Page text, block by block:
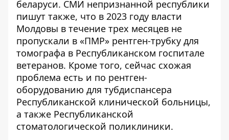
беларуси. СМИ непризнанной республики
пишут также, что в 2023 году власти
Молдовы в течение трех месяцев не
пропускали в «ПМР» рентген-трубку для
томографа в Республиканском госпитале
ветеранов. Кроме того, сейчас схожая
проблема есть и по рентген-
оборудованию для тубдиспансера
Республиканской клинической больницы,
а также Республиканской
стоматологической поликлиники.